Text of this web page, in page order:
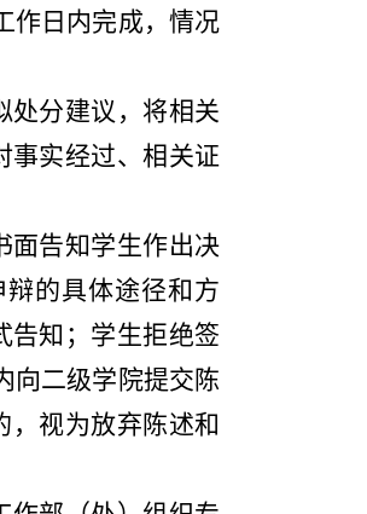
作日内完成， 情况
处分建议，将相关
事实经过、相关证
面告知学生作出决
的具体途径和方
告知；学生拒绝签
向二级学院提交陈
，视为放弃陈述和